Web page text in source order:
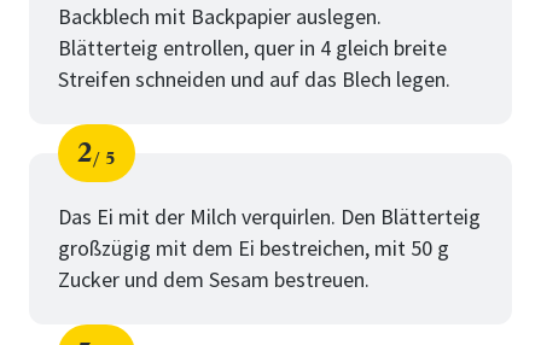
Backblech mit Backpapier auslegen.
Blätterteig entrollen, quer in 4 gleich breite
Streifen schneiden und auf das Blech legen.
Schritt
2
von
5
Das Ei mit der Milch verquirlen. Den Blätterteig
großzügig mit dem Ei bestreichen, mit 50 g
Zucker und dem Sesam bestreuen.